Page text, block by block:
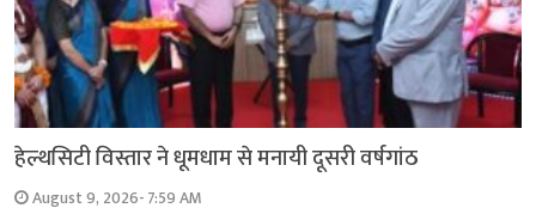
हेल्थसिटी विस्तार ने धूमधाम से मनायी दूसरी वर्षगांठ
August 9, 2026- 7:59 AM